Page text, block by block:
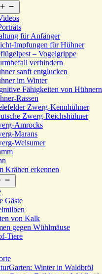
öffnen
für Anfänger
Impfungen für Hühner
– Vogelgrippe
verhindern
sanft entglucken
im Winter
Fähigkeiten von Hühnern
Rassen
Zwerg-Kennhühner
Zwerg-Reichshühner
Amrocks
Marans
Welsumer
Krähen erkennen
öffnen
Gäste
von Kalk
gegen Wühlmäuse
Tiere
Winter in Waldbröl